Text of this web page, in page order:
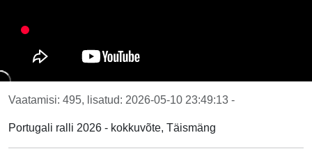
Vaatamisi: 495, lisatud: 2026-05-10 23:49:13 -
Portugali ralli 2026 - kokkuvõte, Täismäng